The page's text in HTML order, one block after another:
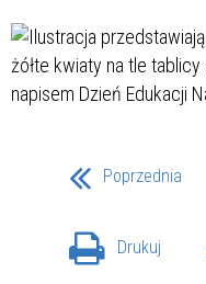
Poprzednia
Drukuj